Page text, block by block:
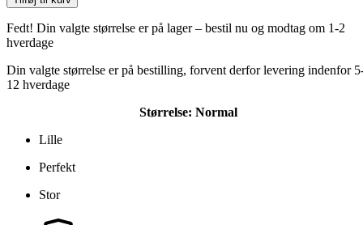
Fedt! Din valgte størrelse er på lager – bestil nu og modtag om 1-2
hverdage
Din valgte størrelse er på bestilling, forvent derfor levering indenfor
12 hverdage
Størrelse: Normal
Lille
Perfekt
Stor